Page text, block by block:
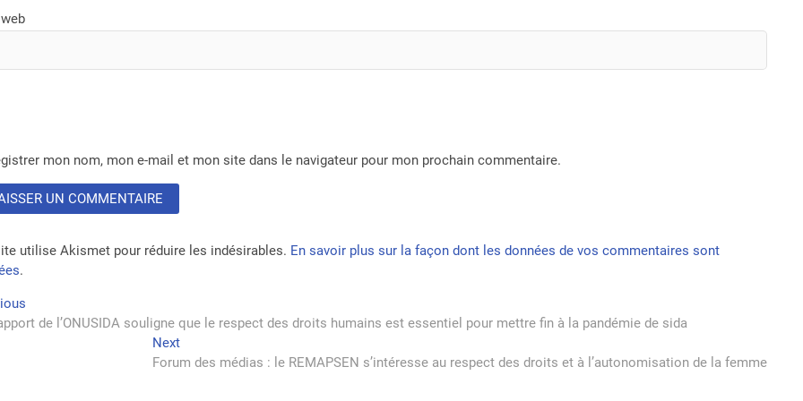
mon nom, mon e-mail et mon site dans le navigateur pour mon prochain commentaire.
utilise Akismet pour réduire les indésirables. En savoir plus sur la façon dont les données de vos commentaires sont
.
post:de l’ONUSIDA souligne que le respect des droits humains est essentiel pour mettre fin à la pandémie de sida
NextNext
post:
Forum des médias : le REMAPSEN s’intéresse au respect des droits et à l’autonomisation de la femme